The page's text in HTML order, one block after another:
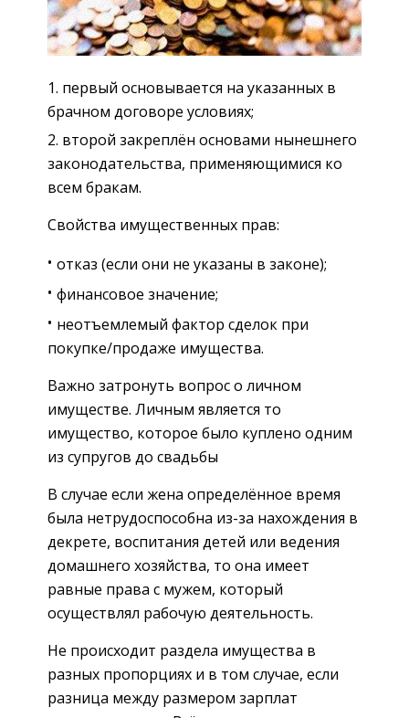
первый основывается на указанных в
брачном договоре условиях;
второй закреплён основами нынешнего
законодательства, применяющимися ко
всем бракам.
Свойства имущественных прав:
отказ (если они не указаны в законе);
финансовое значение;
неотъемлемый фактор сделок при
покупке/продаже имущества.
Важно затронуть вопрос о личном
имуществе. Личным является то
имущество, которое было куплено одним
из супругов до свадьбы
В случае если жена определённое время
была нетрудоспособна из-за нахождения в
декрете, воспитания детей или ведения
домашнего хозяйства, то она имеет
равные права с мужем, который
осуществлял рабочую деятельность.
Не происходит раздела имущества в
разных пропорциях и в том случае, если
разница между размером зарплат